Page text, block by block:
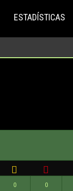
ESTADÍSTICAS
0 0